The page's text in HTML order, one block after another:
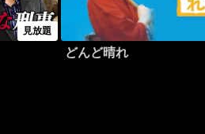
見放題
どんど晴れ